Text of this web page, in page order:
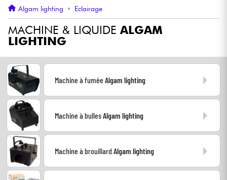
Guitares & Basses
Claviers & Pianos
Synthés & Sampleurs
Home Studio
Algam lighting • Eclairage
MACHINE & LIQUIDE ALGAM
LIGHTING
Machine à fuméeAlgam lighting
Machine à bullesAlgam lighting
Machine à brouillardAlgam lighting